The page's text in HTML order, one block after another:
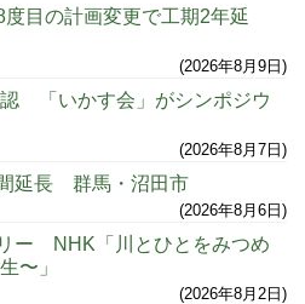
目の計画変更で工期2年延
2026年8月9日
「いかす会」がシンポジウ
2026年8月7日
延長 群馬・沼田市
2026年8月6日
ー NHK「川とひとをみつめ
〜」
2026年8月2日